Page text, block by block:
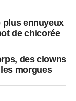
plus ennuyeux
de chicorée
des clowns
morgues